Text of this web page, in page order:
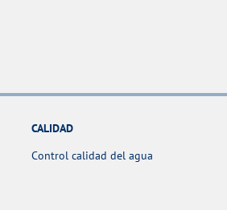
CALIDAD
Control calidad del agua